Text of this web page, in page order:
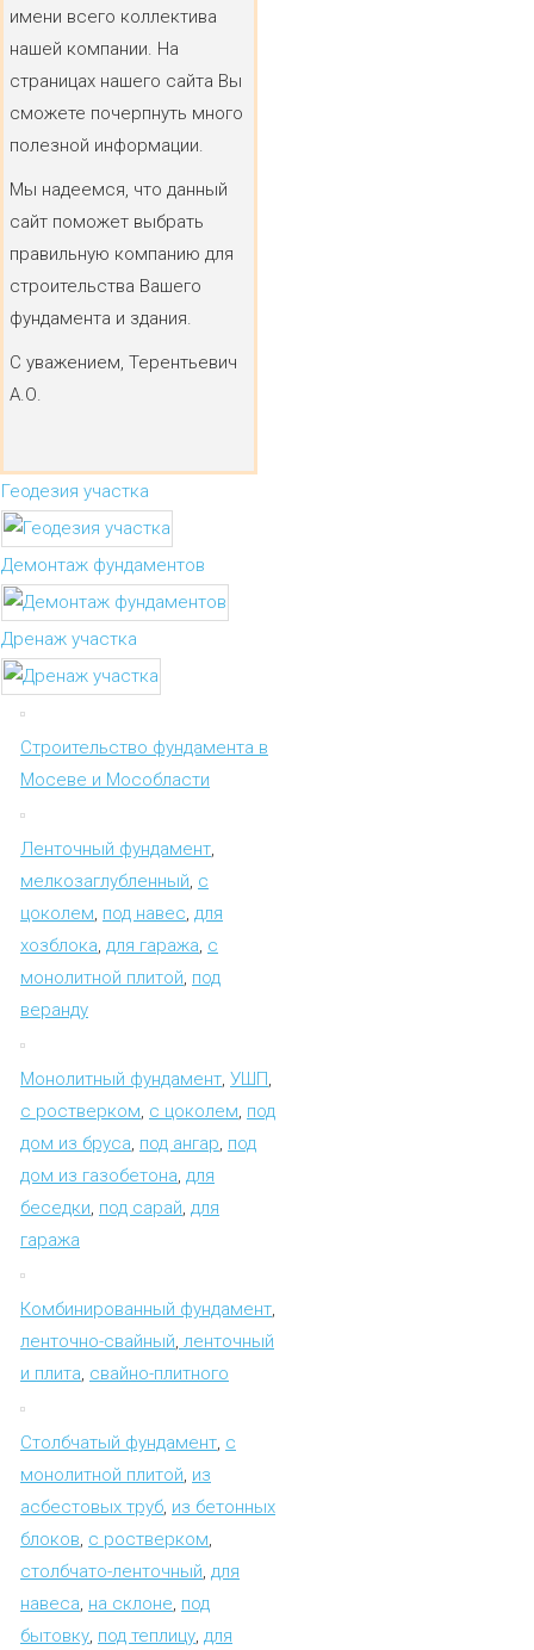
имени всего коллектива
нашей компании. На
страницах нашего сайта Вы
сможете почерпнуть много
полезной информации.
Мы надеемся, что данный
сайт поможет выбрать
правильную компанию для
строительства Вашего
фундамента и здания.
С уважением, Терентьевич
А.О.
Геодезия участка
Демонтаж фундаментов
Дренаж участка
Строительство фундамента в
Мосеве и Мособласти
Ленточный фундамент
мелкозаглубленный с
цоколем под навес для
хозблока для гаража с
монолитной плитой под
веранду
Монолитный фундамент УШП
с ростверком с цоколем под
дом из бруса под ангар под
дом из газобетона для
беседки под сарай для
гаража
Комбинированный фундамент
ленточно-свайный ленточный
и плита свайно-плитного
Столбчатый фундамент с
монолитной плитой из
асбестовых труб из бетонных
блоков с ростверком
столбчато-ленточный для
навеса на склоне под
бытовку под теплицу для